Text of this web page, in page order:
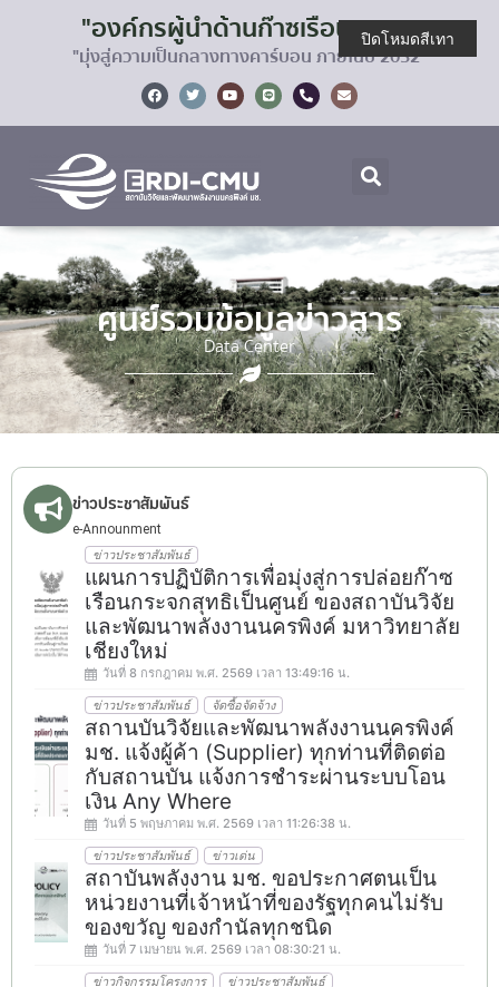
"องค์กรผู้นำด้านก๊าซเรือนกระจก
"มุ่งสู่ความเป็นกลางทางคาร์บอน ภายในปี 2032"
ศูนย์รวมข้อมูลข่าวสาร
Data Center
ข่าวประชาสัมพันธ์
e-Announment
ข่าวประชาสัมพันธ์
แผนการปฏิบัติการเพื่อมุ่งสู่การปล่อยก๊าซ
เรือนกระจกสุทธิเป็นศูนย์ ของสถาบันวิจัย
และพัฒนาพลังงานนครพิงค์ มหาวิทยาลัย
เชียงใหม่
วันที่ 8 กรกฎาคม พ.ศ. 2569 เวลา 13:49:16 น.
ข่าวประชาสัมพันธ์ จัดซื้อจัดจ้าง
สถานบันวิจัยและพัฒนาพลังงานนครพิงค์
มช. แจ้งผู้ค้า (Supplier) ทุกท่านที่ติดต่อ
กับสถานบัน แจ้งการชำระผ่านระบบโอน
เงิน Any Where
วันที่ 5 พฤษภาคม พ.ศ. 2569 เวลา 11:26:38 น.
ข่าวประชาสัมพันธ์ ข่าวเด่น
สถาบันพลังงาน มช. ขอประกาศตนเป็น
หน่วยงานที่เจ้าหน้าที่ของรัฐทุกคนไม่รับ
ของขวัญ ของกำนัลทุกชนิด
วันที่ 7 เมษายน พ.ศ. 2569 เวลา 08:30:21 น.
ข่าวกิจกรรมโครงการ ข่าวประชาสัมพันธ์
ปิดโหมดสีเทา